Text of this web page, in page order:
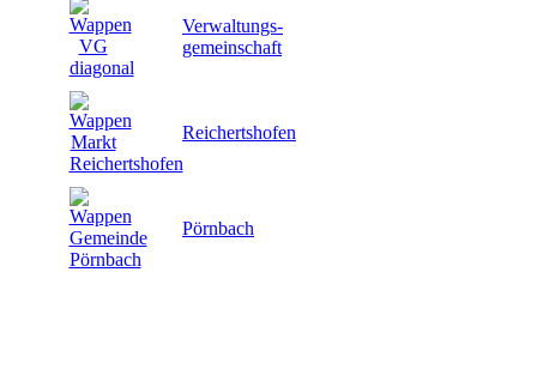
Verwaltungs-
gemeinschaft
Reichertshofen
Pörnbach